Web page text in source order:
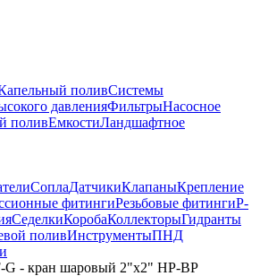
поливСистемы
давленияФильтрыНасосное
поливЕмкостиЛандшафтное
СоплаДатчикиКлапаныКрепление
фитингиРезьбовые фитингиP-
СеделкиКоробаКоллекторыГидранты
поливИнструментыПНД
G - кран шаровый 2"х2" НР-ВР